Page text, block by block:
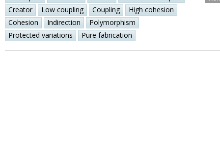
Creator
Low coupling Coupling
High cohesion
Cohesion
Indirection
Polymorphism
Protected variations
Pure fabrication